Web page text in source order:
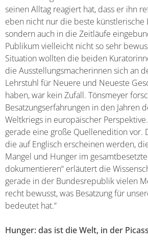
seinen Alltag reagiert hat, dass er ihn
eben nicht nur die beste künstlerische
sondern auch in die Zeitläufe
Publikum vielleicht nicht so sehr
Situation wollten die beiden
die Ausstellungsmacherinnen sich an
Lehrstuhl für Neuere und Neueste
haben, war kein Zufall. Tönsmeyer
Besatzungserfahrungen in den Jahren
Weltkriegs in europäischer
gerade eine große Quellenedition vor.
die auf Englisch erscheinen werden,
Mangel und Hunger im
dokumentieren“ erläutert die
gerade in der Bundesrepublik vielen
recht bewusst, was Besatzung für
bedeutet hat.“
Hunger: das ist die Welt, in der